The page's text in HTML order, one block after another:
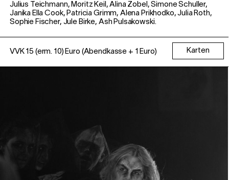
Julius Teichmann, Moritz Keil, Alina Zobel, Simone Schuller,
Janika Ella Cook, Patricia Grimm, Alena Prikhodko, Julia Roth,
Sophie Fischer, Jule Birke, Ash Pulsakowski.
VVK 15 (erm. 10) Euro (Abendkasse + 1 Euro) Karten